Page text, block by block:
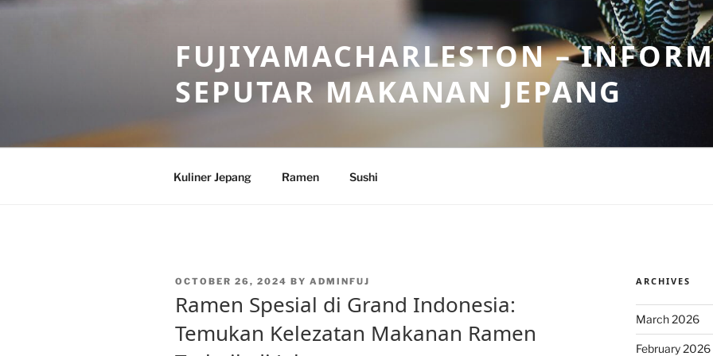
Skip
FUJIYAMACHARLESTON –
SEPUTAR MAKANAN JEPANG
Kuliner Jepang Ramen Sushi
POSTED
OCTOBER 26, 2024 BY ADMINFUJ
Ramen Spesial di Grand Indonesia:
Temukan Kelezatan Makanan Ramen
ARCHIVES
March 2026
February 2026